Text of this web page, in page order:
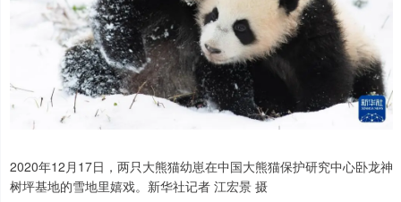
2020年12月17日，两只大熊猫幼崽在中国大熊猫保护研究中心卧龙神
树坪基地的雪地里嬉戏。新华社记者 江宏景 摄